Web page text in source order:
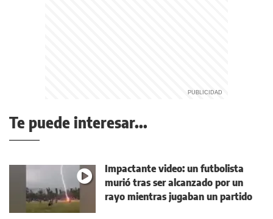
Te puede interesar...
Impactante video: un futbolista
murió tras ser alcanzado por un
rayo mientras jugaban un partido